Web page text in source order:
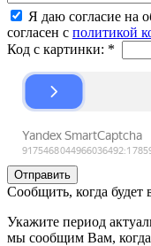
Я даю согласие на
согласен с политикой
Код с картинки: *
Сообщить, когда будет
Укажите период
мы сообщим Вам, когда